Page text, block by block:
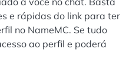
e rápidas do link para ter
no NameMC. Se tudo
ao perfil e poderá